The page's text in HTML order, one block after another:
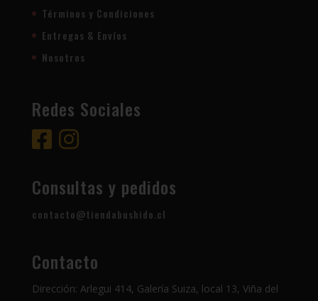
Términos y Condiciones
Entregas & Envíos
Nosotros
Redes Sociales
Consultas y pedidos
contacto@tiendabushido.cl
Contacto
Dirección: Arlegui 414, Galería Suiza, local 13, Viña del